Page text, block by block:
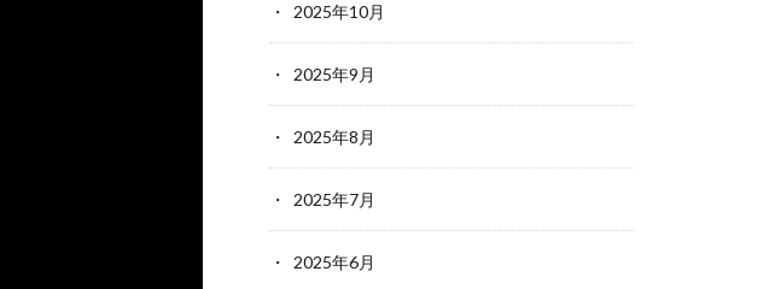
2025年10月
2025年9月
2025年8月
2025年7月
2025年6月